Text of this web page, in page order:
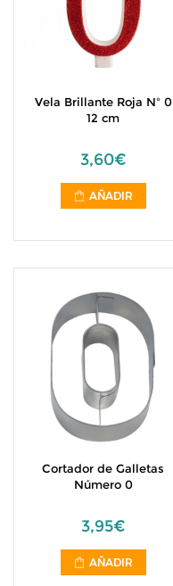
Vela Brillante Roja Nº 0
12 cm
3,60€
AÑADIR
Cortador de Galletas
Número 0
3,95€
AÑADIR